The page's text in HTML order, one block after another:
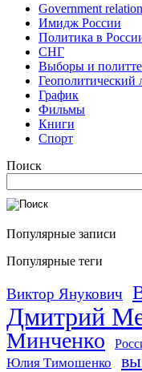
Government
Имидж России
Политика в
СНГ
Выборы и
Геополитический
График
Фильмы
Книги
Спорт
Поиск
Популярные записи
Популярные теги
Виктор Янукович
Дмитрий
Минченко
Юлия Тимошенко